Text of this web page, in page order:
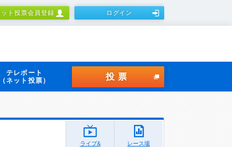
ット投票会員登録 ログイン
テレボート
（ネット投票）
投票
ライブ&
レース場